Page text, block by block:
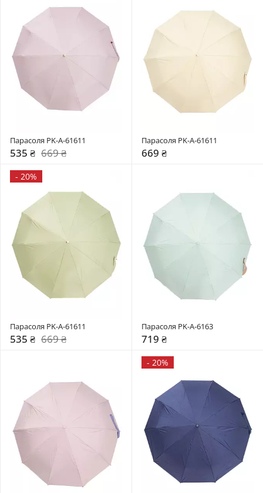
Парасоля PK-A-61611
535 ₴ 669 ₴
Парасоля PK-A-61611
669 ₴
- 20%
Парасоля PK-A-61611
535 ₴ 669 ₴
Парасоля PK-A-6163
719 ₴
- 20%